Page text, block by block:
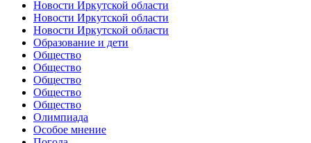
Новости Иркутской области
Новости Иркутской области
Новости Иркутской области
Образование и дети
Общество
Общество
Общество
Общество
Общество
Олимпиада
Особое мнение